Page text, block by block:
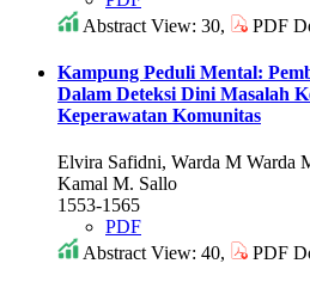
Abstract View: 30,
PDF
Kampung Peduli Mental:
Dalam Deteksi Dini Masalah
Keperawatan Komunitas
Elvira Safidni, Warda M Warda
Kamal M. Sallo
1553-1565
PDF
Abstract View: 40,
PDF